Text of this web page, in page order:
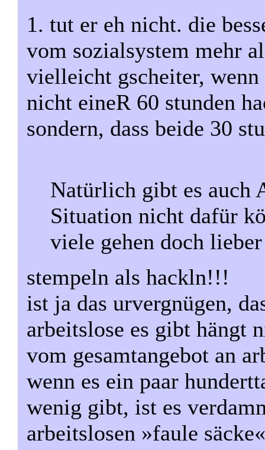
1. tut er eh nicht. die
vom sozialsystem mehr
vielleicht gscheiter,
nicht eineR 60 stunden
sondern, dass beide 30
Natürlich gibt es auch
Situation nicht dafür
viele gehen doch lieber
stempeln als hackln!!!
ist ja das urvergnügen,
arbeitslose es gibt hängt
vom gesamtangebot an
wenn es ein paar
wenig gibt, ist es
arbeitslosen »faule